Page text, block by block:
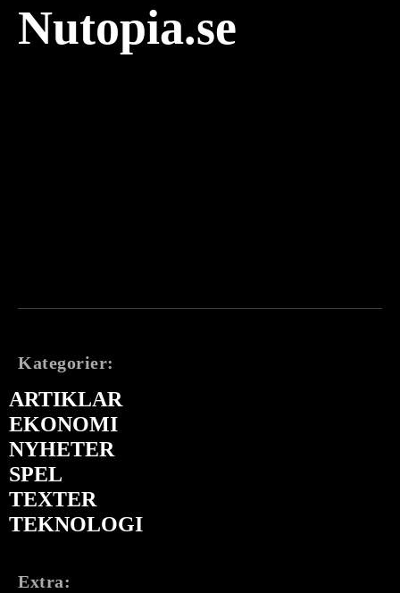
Nutopia.se
Kategorier:
ARTIKLAR
EKONOMI
NYHETER
SPEL
TEXTER
TEKNOLOGI
Extra: